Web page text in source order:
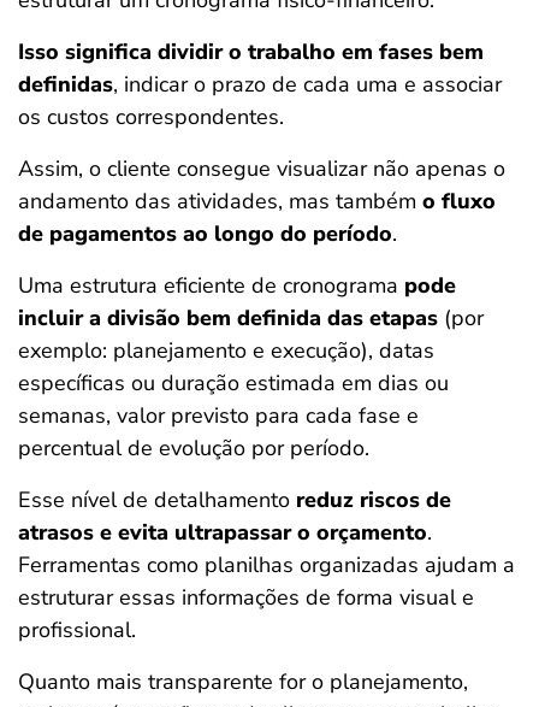
Isso significa dividir o trabalho em fases bem
definidas, indicar o prazo de cada uma e associar
os custos correspondentes.
Assim, o cliente consegue visualizar não apenas o
andamento das atividades, mas também o fluxo
de pagamentos ao longo do período.
Uma estrutura eficiente de cronograma pode
incluir a divisão bem definida das etapas (por
exemplo: planejamento e execução), datas
específicas ou duração estimada em dias ou
semanas, valor previsto para cada fase e
percentual de evolução por período.
Esse nível de detalhamento reduz riscos de
atrasos e evita ultrapassar o orçamento.
Ferramentas como planilhas organizadas ajudam a
estruturar essas informações de forma visual e
profissional.
Quanto mais transparente for o planejamento,